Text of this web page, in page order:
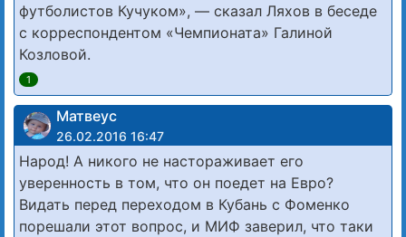
футболистов Кучуком», — сказал Ляхов в беседе
с корреспондентом «Чемпионата» Галиной
Козловой.
1
Матвеус
26.02.2016 16:47
Народ! А никого не настораживает его
уверенность в том, что он поедет на Евро?
Видать перед переходом в Кубань с Фоменко
порешали этот вопрос, и МИФ заверил, что таки